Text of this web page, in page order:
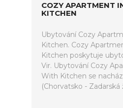
COZY APARTMENT
KITCHEN
Ubytování Cozy
Kitchen. Cozy
Kitchen poskytuje
Vir. Ubytování Cozy
With Kitchen se
(Chorvatsko - Zadarská